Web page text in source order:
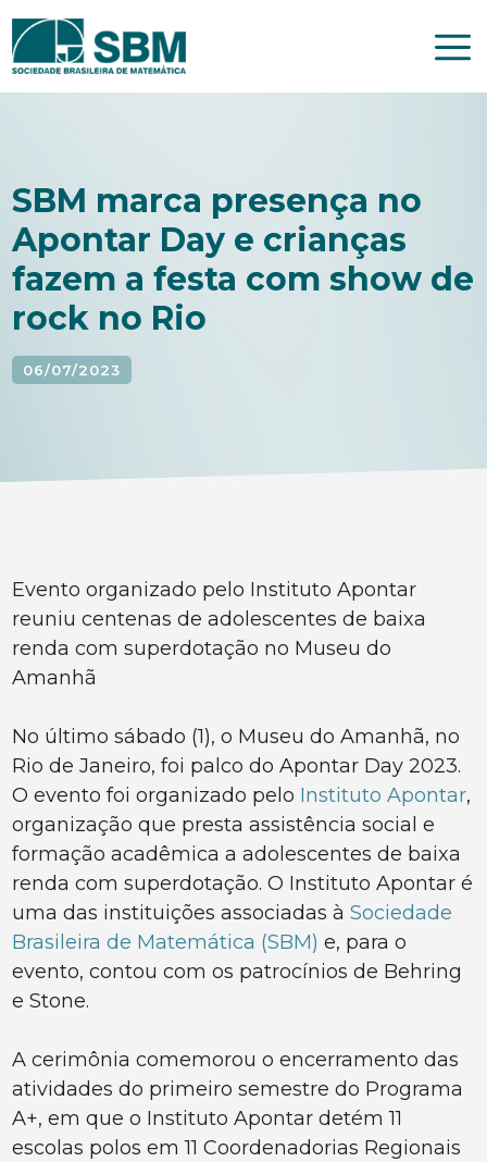
Pular
para
SBM marca presença no
Apontar Day e crianças
fazem a festa com show de
rock no Rio
06/07/2023
Evento organizado pelo Instituto Apontar
reuniu centenas de adolescentes de baixa
renda com superdotação no Museu do
Amanhã
No último sábado (1), o Museu do Amanhã, no
Rio de Janeiro, foi palco do Apontar Day 2023.
O evento foi organizado pelo Instituto Apontar,
organização que presta assistência social e
formação acadêmica a adolescentes de baixa
renda com superdotação. O Instituto Apontar é
uma das instituições associadas àSociedade
Brasileira de Matemática (SBM) e, para o
evento, contou com os patrocínios de Behring
e Stone.
A cerimônia comemorou o encerramento das
atividades do primeiro semestre do Programa
A+, em que o Instituto Apontar detém 11
escolas polos em 11 Coordenadorias Regionais